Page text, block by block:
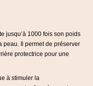
jusqu’à 1000 fois son poids
peau. Il permet de préserver
protectrice pour une
à stimuler la